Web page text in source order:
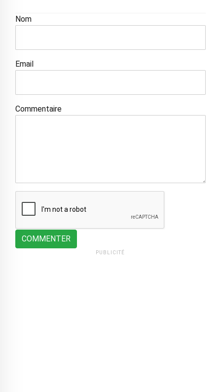
Nom
Email
Commentaire
COMMENTER
PUBLICITÉ